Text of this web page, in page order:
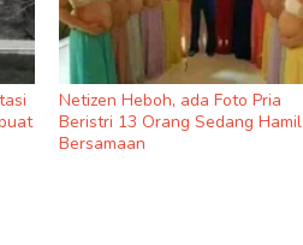
Netizen Heboh, ada Foto Pria
Beristri 13 Orang Sedang Hamil
Bersamaan